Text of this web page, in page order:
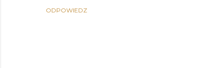
ODPOWIEDZ